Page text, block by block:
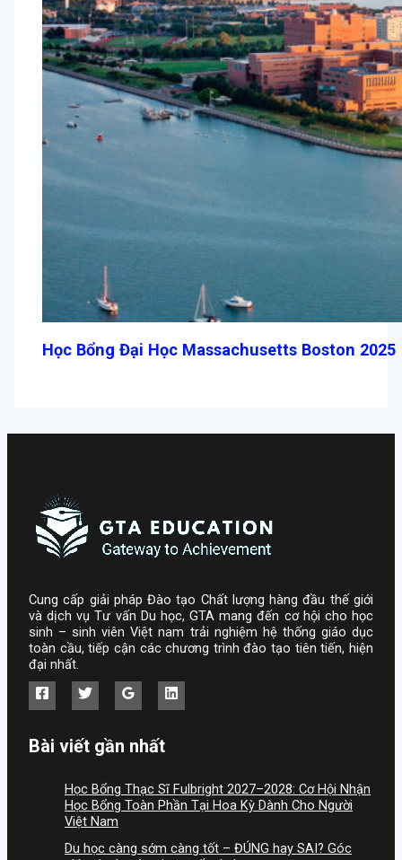
Học Bổng Đại Học Massachusetts Boston 2025
Cung cấp giải pháp Đào tạo Chất lượng hàng đầu thế giới
và dịch vụ Tư vấn Du học, GTA mang đến cơ hội cho học
sinh – sinh viên Việt nam trải nghiệm hệ thống giáo dục
toàn cầu, tiếp cận các chương trình đào tạo tiên tiến, hiện
đại nhất.
Bài viết gần nhất
Học Bổng Thạc Sĩ Fulbright 2027–2028: Cơ Hội Nhận
Học Bổng Toàn Phần Tại Hoa Kỳ Dành Cho Người
Việt Nam
Du học càng sớm càng tốt – ĐÚNG hay SAI? Góc